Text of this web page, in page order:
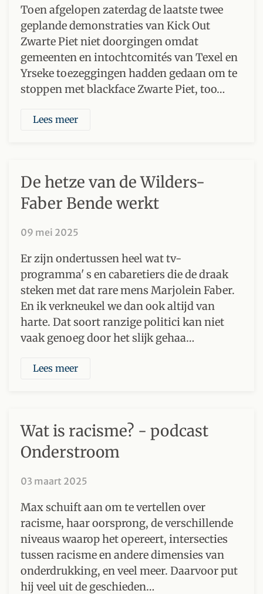
Toen afgelopen zaterdag de laatste twee
geplande demonstraties van Kick Out
Zwarte Piet niet doorgingen omdat
gemeenten en intochtcomités van Texel en
Yrseke toezeggingen hadden gedaan om te
stoppen met blackface Zwarte Piet, too…
Lees meer
De hetze van de Wilders-
Faber Bende werkt
09 mei 2025
Er zijn ondertussen heel wat tv-
programma' s en cabaretiers die de draak
steken met dat rare mens Marjolein Faber.
En ik verkneukel we dan ook altijd van
harte. Dat soort ranzige politici kan niet
vaak genoeg door het slijk gehaa…
Lees meer
Wat is racisme? - podcast
Onderstroom
03 maart 2025
Max schuift aan om te vertellen over
racisme, haar oorsprong, de verschillende
niveaus waarop het opereert, intersecties
tussen racisme en andere dimensies van
onderdrukking, en veel meer. Daarvoor put
hij veel uit de geschieden…